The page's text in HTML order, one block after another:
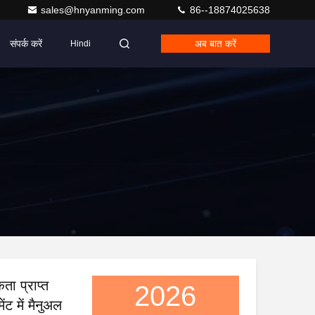
sales@hnyanming.com 86--18874025638
संपर्क करें Hindi अब बात करें
प्राप्त
में मैनुअल
2026